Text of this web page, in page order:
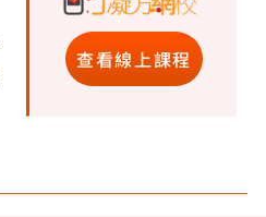
查看線上課程